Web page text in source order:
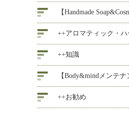
【Handmade
++アロマティック・
++知識
【Body&mindメンテナ
++お勧め